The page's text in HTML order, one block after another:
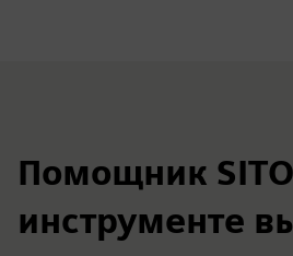
Помощник
инструменте